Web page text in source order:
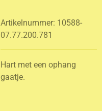
Artikelnummer: 10588-
07.77.200.781
Hart met een ophang
gaatje.